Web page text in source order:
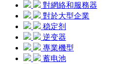
對網絡和服務器
對於大型企業
稳定剂
逆变器
專業機型
蓄电池